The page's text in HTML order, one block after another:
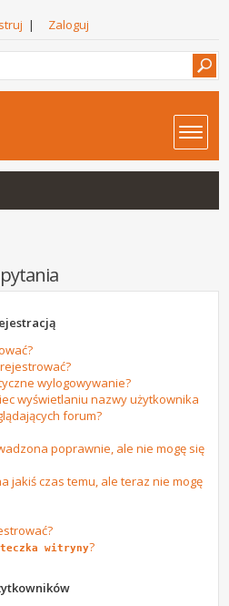
| Zaloguj
wylogowywanie?
wyświetlaniu nazwy użytkownika
forum?
poprawnie, ale nie mogę się
jakiś czas temu, ale teraz nie mogę
witryny?